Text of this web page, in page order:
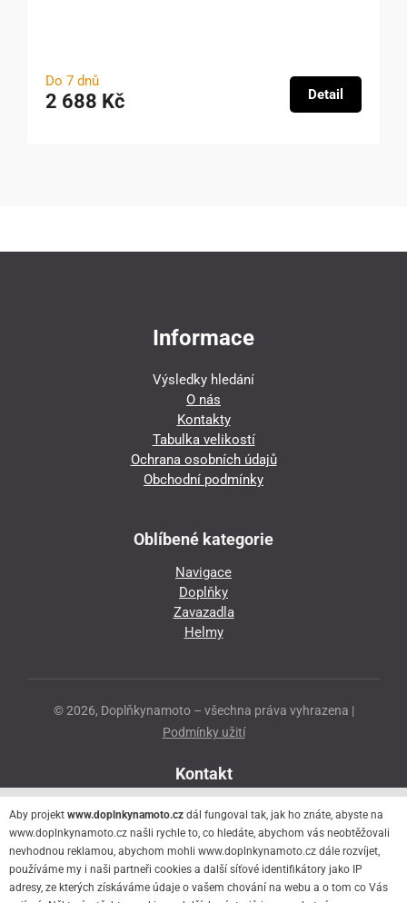
Do 7 dnů
2 688 Kč Detail
Informace
Výsledky hledání
O nás
Kontakty
Tabulka velikostí
Ochrana osobních údajů
Obchodní podmínky
Oblíbené kategorie
Navigace
Doplňky
Zavazadla
Helmy
© 2026, Doplňkynamoto – všechna práva vyhrazena |
Podmínky užití
Kontakt
Přeloučská 86
530 06 Pardubice - Staré Čivice
776 056 073
motorider.rf@seznam.cz
Aby projekt www.doplnkynamoto.cz dál fungoval tak, jak ho znáte, abyste na
www.doplnkynamoto.cz našli rychle to, co hledáte, abychom vás neobtěžovali
nevhodnou reklamou, abychom mohli www.doplnkynamoto.cz dále rozvíjet,
používáme my i naši partneři cookies a další síťové identifikátory jako IP
adresy, ze kterých získáváme údaje o vašem chování na webu a o tom co Vás